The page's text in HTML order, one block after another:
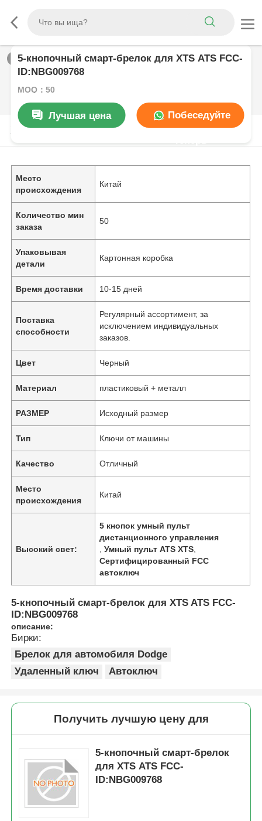
/0
5-кнопочный смарт-брелок для XTS ATS FCC-
ID:NBG009768
MOQ：50
Лучшая цена Побеседуйте
Характер продукции
Место
происхождения
Китай
Количество мин
заказа
50
Упаковывая
детали
Картонная коробка
Время доставки 10-15 дней
Поставка
способности
Регулярный ассортимент, за
исключением индивидуальных
заказов.
Цвет Черный
Материал пластиковый + металл
РАЗМЕР Исходный размер
Тип Ключи от машины
Качество Отличный
Место
происхождения
Китай
Высокий свет:
5 кнопок умный пульт
дистанционного управления
,Умный пульт ATS XTS
Сертифицированный FCC
автоключ
5-кнопочный смарт-брелок для XTS ATS FCC-
ID:NBG009768
описание:
Бирки:
Брелок для автомобиля Dodge
Удаленный ключ
Автоключ
Получить лучшую цену для
5-кнопочный смарт-брелок
для XTS ATS FCC-
ID:NBG009768